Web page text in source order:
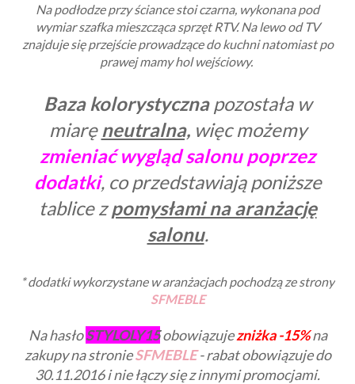
Na podłodze przy ściance stoi czarna, wykonana pod
wymiar szafka mieszcząca sprzęt RTV. Na lewo od TV
znajduje się przejście prowadzące do kuchni natomiast po
prawej mamy hol wejściowy.
Baza kolorystycznapozostała w
miarę neutralna,więc możemy
zmieniać wygląd salonu poprzez
dodatki, co przedstawiają poniższe
tablice zpomysłami na aranżację
salonu.
* dodatki wykorzystane w aranżacjach pochodzą ze strony
SFMEBLE
Na hasłoSTYLOLY15obowiązujezniżka -15%na
zakupy na stronieSFMEBLE- rabat obowiązuje do
30.11.2016 i nie łączy się z innymi promocjami.